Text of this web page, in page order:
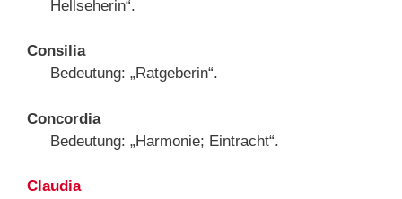
Hellseherin“.
Consilia
Bedeutung: „Ratgeberin“.
Concordia
Bedeutung: „Harmonie; Eintracht“.
Claudia